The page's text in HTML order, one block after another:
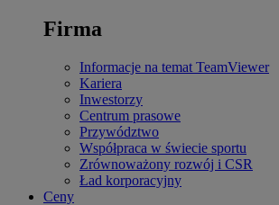
Firma
Informacje na temat TeamViewer
Kariera
Inwestorzy
Centrum prasowe
Przywództwo
Współpraca w świecie sportu
Zrównoważony rozwój i CSR
Ład korporacyjny
Ceny